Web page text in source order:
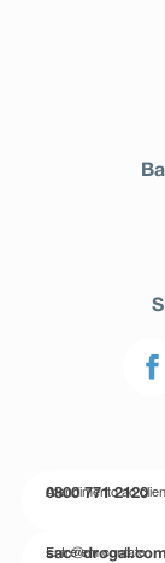
Atendimento ao
0800 771 2120
Entre em contato